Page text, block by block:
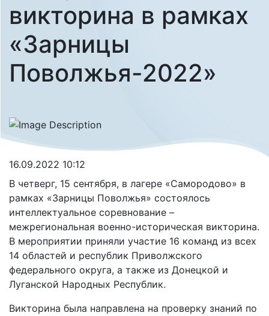
викторина в рамках
«Зарницы
Поволжья-2022»
16.09.2022 10:12
В четверг, 15 сентября, в лагере «Самородово» в
рамках «Зарницы Поволжья» состоялось
интеллектуальное соревнование –
межрегиональная военно-историческая викторина.
В мероприятии приняли участие 16 команд из всех
14 областей и республик Приволжского
федерального округа, а также из Донецкой и
Луганской Народных Республик.
Викторина была направлена на проверку знаний по